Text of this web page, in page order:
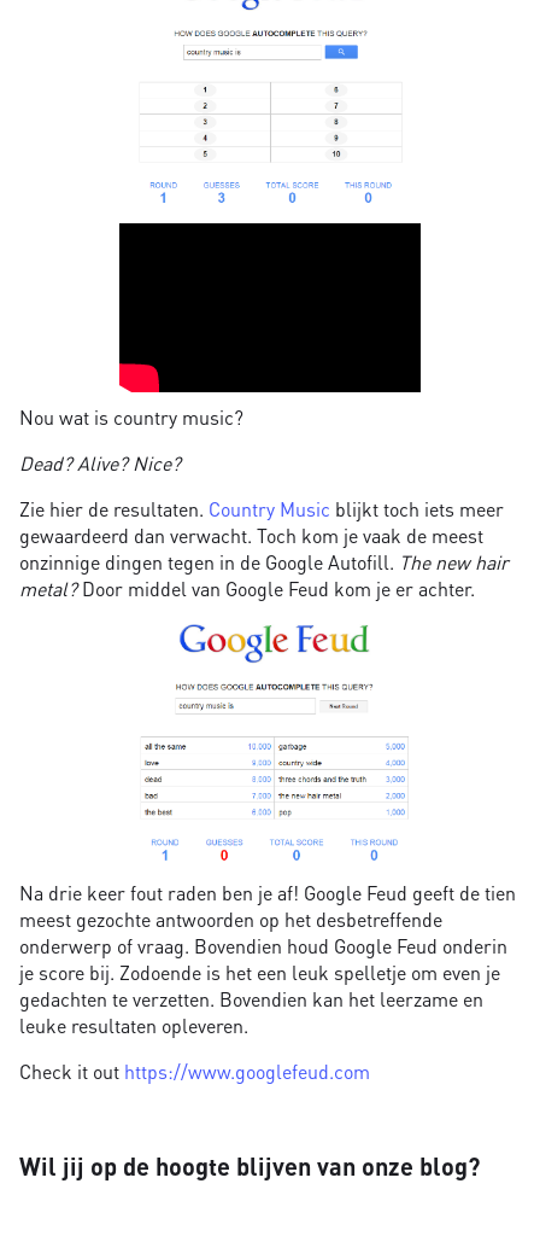
Nou wat is country music?
Dead? Alive? Nice?
Zie hier de resultaten. Country Music blijkt toch iets meer
gewaardeerd dan verwacht. Toch kom je vaak de meest
onzinnige dingen tegen in de Google Autofill. The new hair
metal?Door middel van Google Feud kom je er achter.
Na drie keer fout raden ben je af! Google Feud geeft de tien
meest gezochte antwoorden op het desbetreffende
onderwerp of vraag. Bovendien houd Google Feud onderin
je score bij. Zodoende is het een leuk spelletje om even je
gedachten te verzetten. Bovendien kan het leerzame en
leuke resultaten opleveren.
Check it out https://www.googlefeud.com
Wil jij op de hoogte blijven van onze blog?